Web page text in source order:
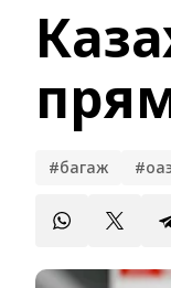
#багаж